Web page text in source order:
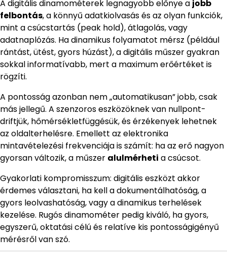
A digitális dinamométerek legnagyobb előnye a jobb
felbontás, a könnyű adatkiolvasás és az olyan funkciók,
mint a csúcstartás (peak hold), átlagolás, vagy
adatnaplózás. Ha dinamikus folyamatot mérsz (például
rántást, ütést, gyors húzást), a digitális műszer gyakran
sokkal informatívabb, mert a maximum erőértéket is
rögzíti.
A pontosság azonban nem „automatikusan” jobb, csak
más jellegű. A szenzoros eszközöknek van nullpont-
driftjük, hőmérsékletfüggésük, és érzékenyek lehetnek
az oldalterhelésre. Emellett az elektronika
mintavételezési frekvenciája is számít: ha az erő nagyon
gyorsan változik, a műszer alulmérheti a csúcsot.
Gyakorlati kompromisszum: digitális eszközt akkor
érdemes választani, ha kell a dokumentálhatóság, a
gyors leolvashatóság, vagy a dinamikus terhelések
kezelése. Rugós dinamométer pedig kiváló, ha gyors,
egyszerű, oktatási célú és relatíve kis pontosságigényű
mérésről van szó.